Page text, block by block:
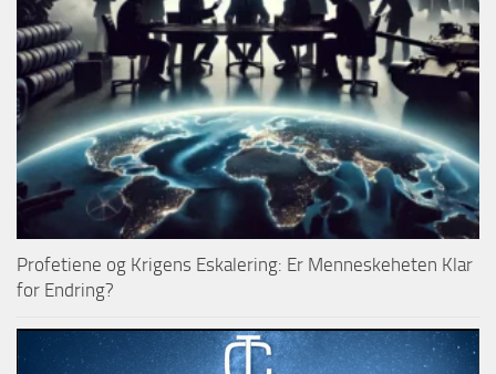
Profetiene og Krigens Eskalering: Er Menneskeheten Klar
for Endring?